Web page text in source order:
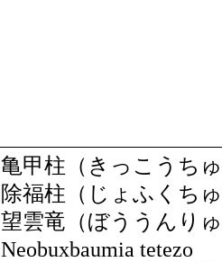
亀甲柱（きっこうちゅ
除福柱（じょふくちゅ
望雲竜（ぼううんりゅ
Neobuxbaumia tetezo